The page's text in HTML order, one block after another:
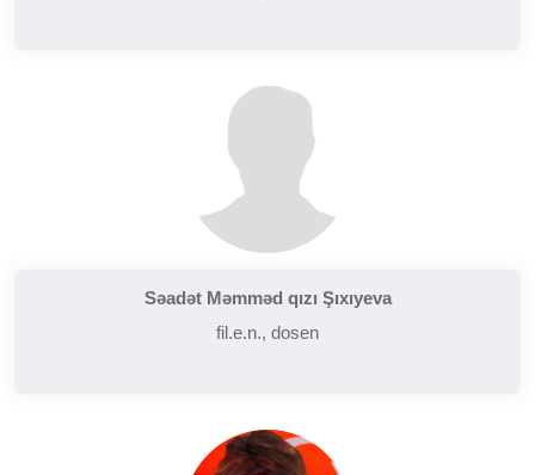
Səadət Məmməd qızı Şıxıyeva
fil.e.n., dosen